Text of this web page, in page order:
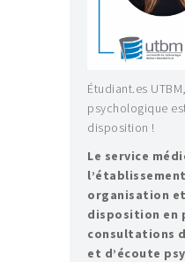
Étudiant.es
psychologique
disposition !
Le service
organisation
disposition en
consultations
et d’écoute